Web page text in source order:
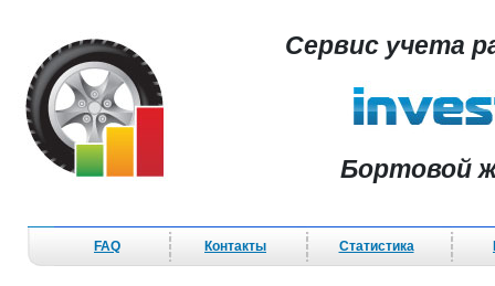
Сервис учета
Бортовой
FAQ Контакты Статистика